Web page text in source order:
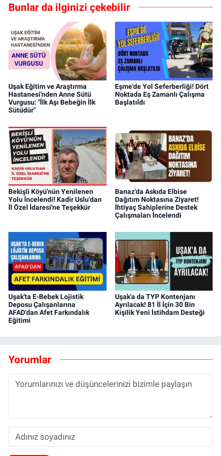
Bunlar da ilginizi çekebilir
Uşak Eğitim ve Araştırma
Hastanesi'nden Anne Sütü
Vurgusu: "İlk Aşı Bebeğin İlk
Sütüdür"
Eşme'de Yol Seferberliği! Dört
Noktada Eş Zamanlı Çalışma
Başlatıldı
Bekişli Köyü'nün Yenilenen
Yolu İncelendi! Kadir Uslu'dan
İl Özel İdaresi'ne Teşekkür
Banaz'da Askıda Elbise
Dağıtım Noktasına Ziyaret!
İhtiyaç Sahiplerine Destek
Çalışmaları İncelendi
Uşak'ta E-Bebek Lojistik
Deposu Çalışanlarına
AFAD'dan Afet Farkındalık
Eğitimi
Uşak'a da TYP Kontenjanı
Ayrılacak! 81 İl İçin 30 Bin
Kişilik Yeni İstihdam Desteği
Yorumlar